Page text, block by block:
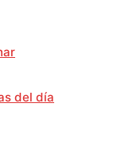
del día